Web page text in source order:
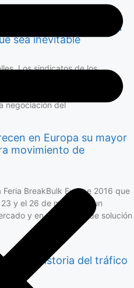
frenan el libre acceso al
sea inevitable
Los sindicatos de los
asambleas con sus
conjunto de los trabajadores,
negociación del
en Europa su mayor
movimiento de
BreakBulk Europe 2016 que
y el 26 de mayo con un
y en capacidad de solución
la historia del tráfico